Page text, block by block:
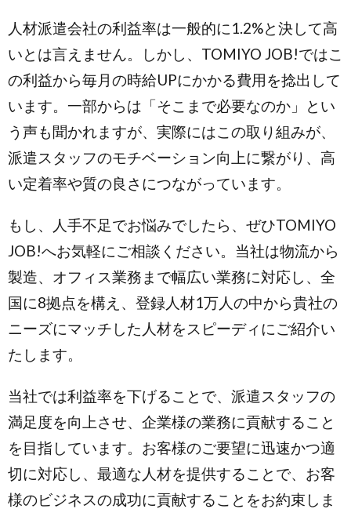
人材派遣会社の利益率は一般的に1.2%と決して高
いとは言えません。しかし、TOMIYO JOB!ではこ
の利益から毎月の時給UPにかかる費用を捻出して
います。一部からは「そこまで必要なのか」とい
う声も聞かれますが、実際にはこの取り組みが、
派遣スタッフのモチベーション向上に繋がり、高
い定着率や質の良さにつながっています。
もし、人手不足でお悩みでしたら、ぜひTOMIYO
JOB!へお気軽にご相談ください。当社は物流から
製造、オフィス業務まで幅広い業務に対応し、全
国に8拠点を構え、登録人材1万人の中から貴社の
ニーズにマッチした人材をスピーディにご紹介い
たします。
当社では利益率を下げることで、派遣スタッフの
満足度を向上させ、企業様の業務に貢献すること
を目指しています。お客様のご要望に迅速かつ適
切に対応し、最適な人材を提供することで、お客
様のビジネスの成功に貢献することをお約束しま